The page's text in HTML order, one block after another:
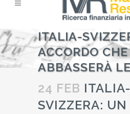
ITALIA-
ACCORDO
ABBASSERÀ
24 FEB ITALIA-
SVIZZERA: UN